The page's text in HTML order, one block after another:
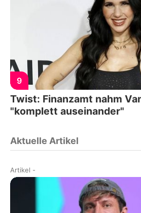
9
Twist: Finanzamt nahm
"komplett auseinander"
Aktuelle Artikel
Artikel -